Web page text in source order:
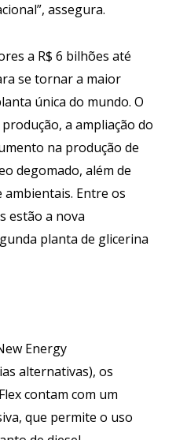
assegura.
a R$ 6 bilhões até
se tornar a maior
única do mundo. O
a ampliação do
na produção de
degomado, além de
Entre os
estão a nova
planta de glicerina
Energy
alternativas), os
contam com um
que permite o uso